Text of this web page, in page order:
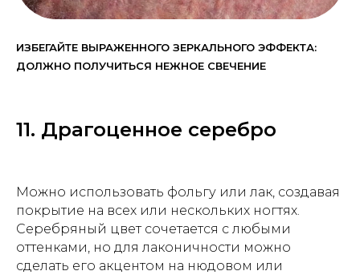
ИЗБЕГАЙТЕ ВЫРАЖЕННОГО ЗЕРКАЛЬНОГО ЭФФЕКТА:
ДОЛЖНО ПОЛУЧИТЬСЯ НЕЖНОЕ СВЕЧЕНИЕ
11. Драгоценное серебро
Можно использовать фольгу или лак, создавая
покрытие на всех или нескольких ногтях.
Серебряный цвет сочетается с любыми
оттенками, но для лаконичности можно
сделать его акцентом на нюдовом или